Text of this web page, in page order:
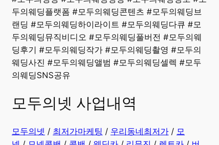
두의웨딩플랫폼 #모두의웨딩콘텐츠 #모두의웨딩브
랜딩 #모두의웨딩하이라이트 #모두의웨딩다큐 #모
두의웨딩뮤직비디오 #모두의웨딩풀버전 #모두의웨
딩후기 #모두의웨딩작가 #모두의웨딩촬영 #모두의
웨딩사진 #모두의웨딩앨범 #모두의웨딩셀렉 #모두
의웨딩SNS공유
모두의넷 사업내역
모두의넷 / 최저가마케팅 / 우리동네최저가 / 모